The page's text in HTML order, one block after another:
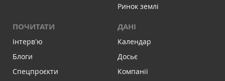
Ринок землі
ПОЧИТАТИ
Інтервʼю
Блоги
Спецпроєкти
ДАНІ
Календар
Досьє
Компанії